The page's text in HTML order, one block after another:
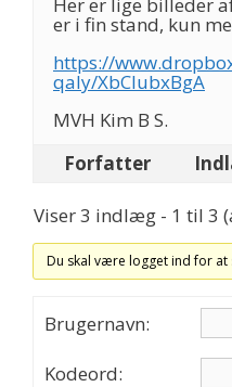
er i fin stand, kun
https://
qaly/XbClubxBgA
MVH Kim B S.
Forfatter
Viser 3 indlæg - 1 til 3
Du skal være logget ind for
Brugernavn:
Kodeord: